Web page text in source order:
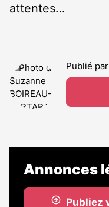
attentes…
Publié par
Annonces
Publiez